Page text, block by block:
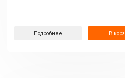
Подробнее В